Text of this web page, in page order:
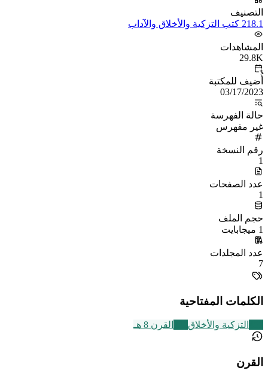
التصنيف
218.1 كتب التزكية والأخلاق والآداب
المشاهدات
29.8K
أُضيف للمكتبة
03/17/2023
حالة الفهرسة
غير مفهرس
رقم النسخة
1
عدد الصفحات
1
حجم الملف
1 ميجابايت
عدد المجلدات
7
الكلمات المفتاحية
التزكية والأخلاق القرن 8 هـ
القرن